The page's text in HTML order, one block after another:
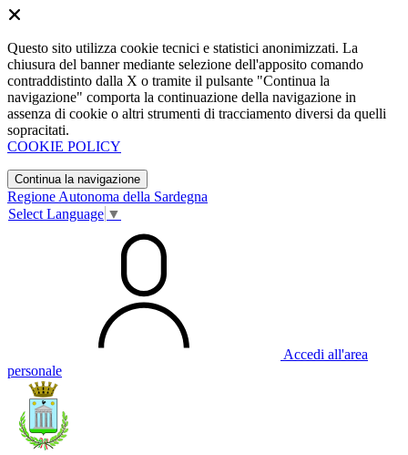
Questo sito utilizza cookie tecnici e statistici anonimizzati. La
chiusura del banner mediante selezione dell'apposito comando
contraddistinto dalla X o tramite il pulsante "Continua la
navigazione" comporta la continuazione della navigazione in
assenza di cookie o altri strumenti di tracciamento diversi da quelli
sopracitati.
COOKIE POLICY
Continua la navigazione
Regione Autonoma della Sardegna
Select Language ▼
Accedi all'area
personale